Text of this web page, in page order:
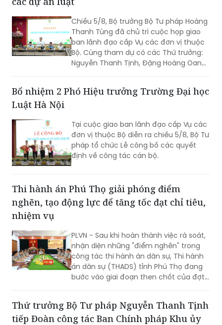
Chiều 5/8, Bộ trưởng Bộ Tư pháp Hoàng
Thanh Tùng đã chủ trì cuộc họp giao
ban lãnh đạo cấp Vụ các đơn vị thuộc
Bộ. Cùng tham dự có các Thứ trưởng:
Nguyễn Thanh Tịnh, Đặng Hoàng Oanh,
Bổ nhiệm 2 Phó Hiệu trưởng Trường Đại học
Luật Hà Nội
Tại cuộc giao ban lãnh đạo cấp Vụ các
đơn vị thuộc Bộ diễn ra chiều 5/8, Bộ Tư
pháp tổ chức Lễ công bố các quyết
định về công tác cán bộ.
Thi hành án Phú Thọ giải phóng điểm
nghẽn, tạo động lực để tăng tốc đạt chỉ tiêu,
nhiệm vụ
PLVN - Sau khi hoàn thành việc rà soát,
nhận diện những "điểm nghẽn" trong
công tác thi hành án dân sự, Thi hành
án dân sự (THADS) tỉnh Phú Thọ đang
bước vào giai đoạn then chốt của đợt
động lực để tăng tốc hoàn thành các
chỉ tiêu, nhiệm vụ năm 2026.
Thứ trưởng Bộ Tư pháp Nguyễn Thanh Tịnh
tiếp Đoàn công tác Ban Chính pháp Khu ủy